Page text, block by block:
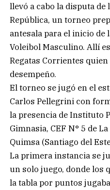
llevó a cabo la disputa de
República, un torneo
antesala para el inicio de
Voleibol Masculino. Allí
Regatas Corrientes
desempeño.
El torneo se jugó en el
Carlos Pellegrini con
la presencia de Instituto
Gimnasia, CEF N° 5 de
Quimsa (Santiago del
La primera instancia se
un solo juego, donde los
la tabla por puntos